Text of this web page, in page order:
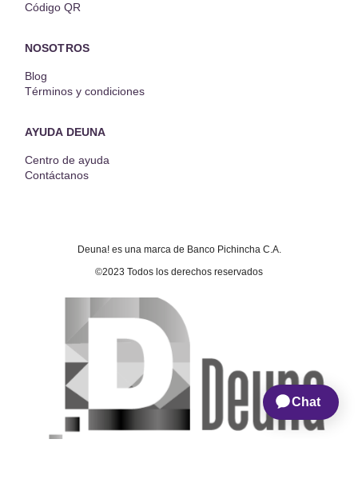
Código QR
NOSOTROS
Blog
Términos y condiciones
AYUDA DEUNA
Centro de ayuda
Contáctanos
Deuna! es una marca de Banco Pichincha C.A.
©2023 Todos los derechos reservados